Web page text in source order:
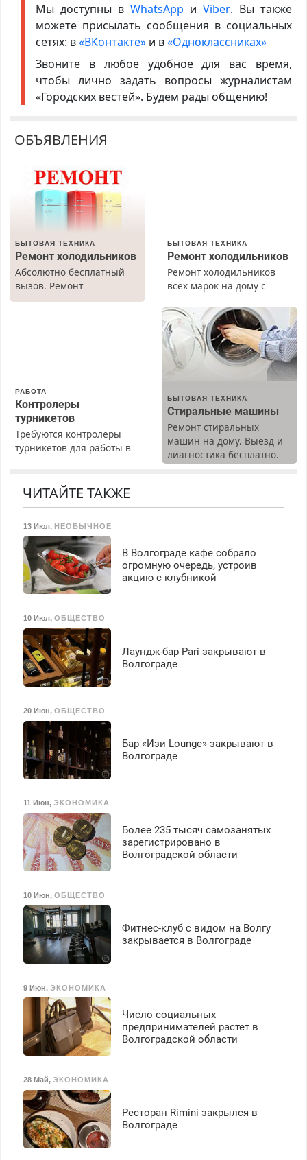
Мы доступны в WhatsApp иViber. Вы также
можете присылать сообщения в социальных
сетях: в«ВКонтакте»и в«Одноклассниках»
Звоните в любое удобное для вас время,
чтобы лично задать вопросы журналистам
«Городских вестей». Будем рады общению!
ОБЪЯВЛЕНИЯ
БЫТОВАЯ ТЕХНИКА
Ремонт холодильников
Абсолютно бесплатный
вызов. Ремонт
холодильников всех
БЫТОВАЯ ТЕХНИКА
Ремонт холодильников
Ремонт холодильников
всех марок на дому с
гарантией. Замена
резины. Качественно.
Недорого. Без выходных.
Все районы. Скидка.
Вызов бесплатный.
РАБОТА
Контролеры
турникетов
Требуются контролеры
турникетов для работы в
Прием по ТК РФ. График
работы любой.
З/п – до 96000 рублей до
вычета налогов.
Ежемесячно
выплачивается денежная
премия. Возможно
бесплатное обучение,
получение документов,
работа инспектором по
транспортной
безопасности с з/п до
125000 руб.
БЫТОВАЯ ТЕХНИКА
Стиральные машины
Ремонт стиральных
машин на дому. Выезд и
диагностика бесплатно.
Предусмотрены скидки.
ЧИТАЙТЕ ТАКЖЕ
13 Июл, НЕОБЫЧНОЕ
В Волгограде кафе собрало
огромную очередь, устроив
акцию с клубникой
10 Июл, ОБЩЕСТВО
Лаундж-бар Pari закрывают в
Волгограде
20 Июн, ОБЩЕСТВО
Бар «Изи Lounge» закрывают в
Волгограде
11 Июн, ЭКОНОМИКА
Более 235 тысяч самозанятых
зарегистрировано в
Волгоградской области
10 Июн, ОБЩЕСТВО
Фитнес-клуб с видом на Волгу
закрывается в Волгограде
9 Июн, ЭКОНОМИКА
Число социальных
предпринимателей растет в
Волгоградской области
28 Май, ЭКОНОМИКА
Ресторан Rimini закрылся в
Волгограде